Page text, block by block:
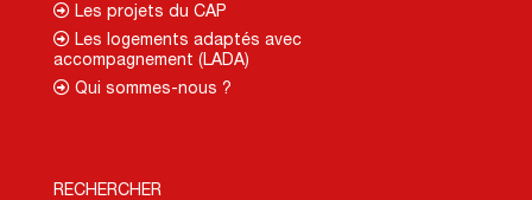
Les projets du CAP
Les logements adaptés avec
accompagnement (LADA)
Qui sommes-nous ?
RECHERCHER